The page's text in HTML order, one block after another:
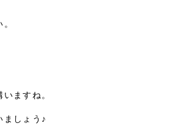
ますね。
ましょう♪